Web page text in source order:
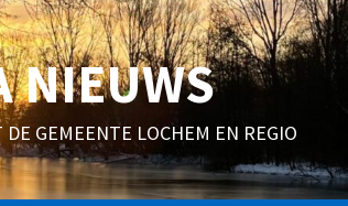
NIEUWS
GEMEENTE LOCHEM EN REGIO